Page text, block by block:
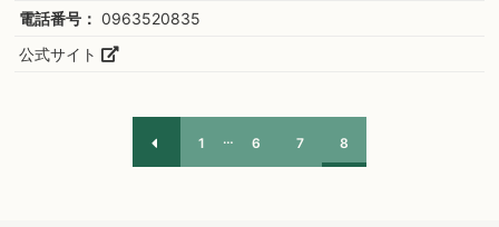
電話番号： 0963520835
公式サイト
1 … 6 7 8